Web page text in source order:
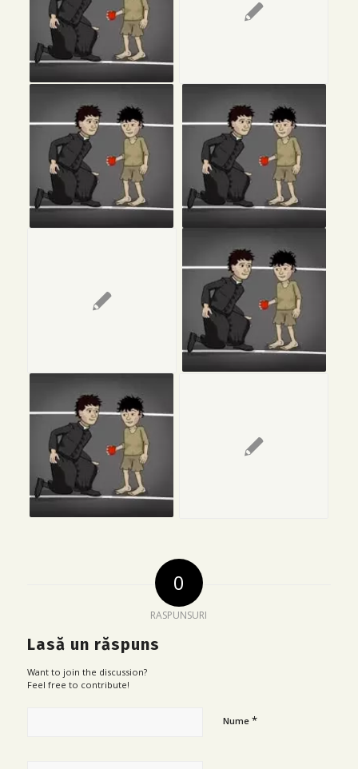
0
RASPUNSURI
Lasă un răspuns
Want to join the discussion?
Feel free to contribute!
Nume *